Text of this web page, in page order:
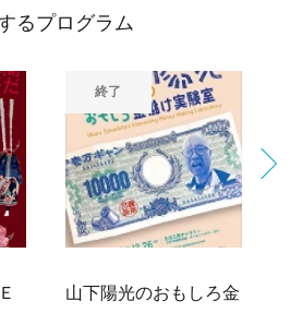
るプログラム
終了
山下陽光のおもしろ金